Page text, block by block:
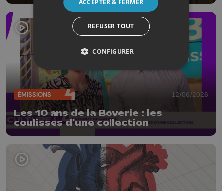
ÉMISSIONS 12/06/2026
Les 10 ans de la Boverie : les
coulisses d'une collection
ACCEPTER & FERMER
REFUSER TOUT
CONFIGURER